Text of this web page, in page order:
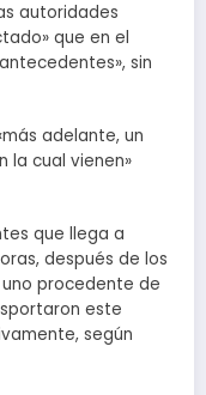
autoridades
que en el
sin
adelante, un
la cual vienen»
que llega a
después de los
procedente de
este
según